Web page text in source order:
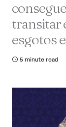
transitar
esgotos e
5 minute read